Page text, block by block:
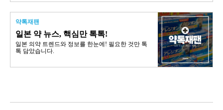
약톡재팬
일본 약 뉴스, 핵심만 톡톡!
일본 의약 트렌드와 정보를 한눈에! 필요한 것만 톡
톡 담았습니다.